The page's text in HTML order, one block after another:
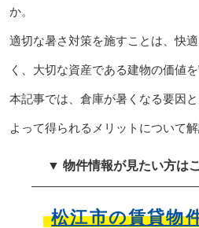
か。
適切な暑さ対策を施すことは、快
く、大切な資産である建物の価値
本記事では、倉庫が暑くなる要因
よって得られるメリットについて解
▼ 物件情報が見たい方は
松江市の賃貸物